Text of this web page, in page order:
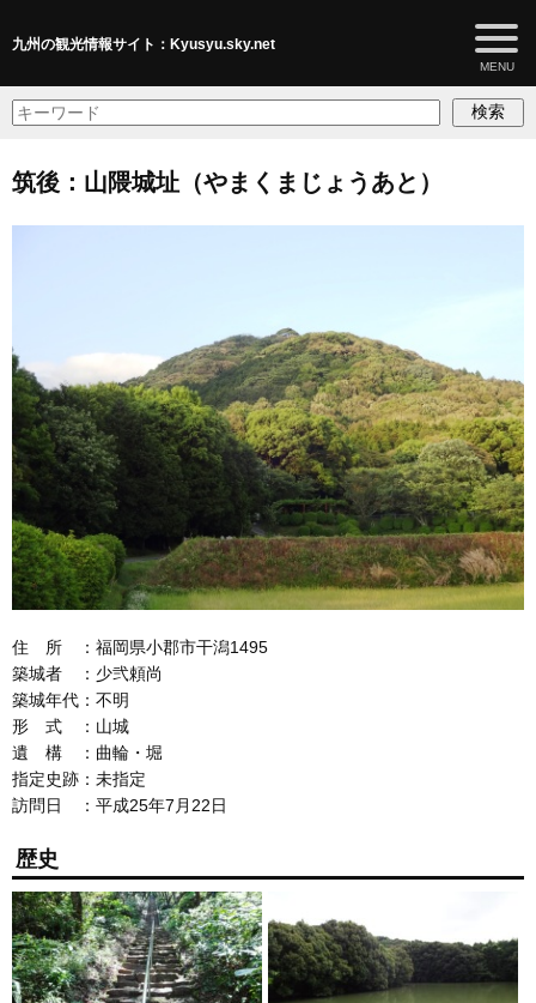
九州の観光情報サイト：Kyusyu.sky.net
検索
筑後：山隈城址（やまくまじょうあと）
住 所 ：福岡県小郡市干潟1495
築城者 ：少弐頼尚
築城年代：不明
形 式 ：山城
遺 構 ：曲輪・堀
指定史跡：未指定
訪問日 ：平成25年7月22日
歴史